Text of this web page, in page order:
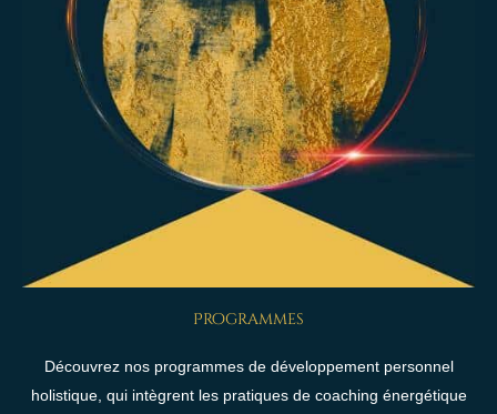
Programmes
Découvrez nos programmes de développement personnel
holistique, qui intègrent les pratiques de coaching énergétique